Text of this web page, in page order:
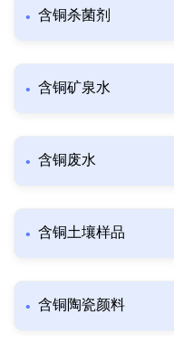
含铜杀菌剂
含铜矿泉水
含铜废水
含铜土壤样品
含铜陶瓷颜料